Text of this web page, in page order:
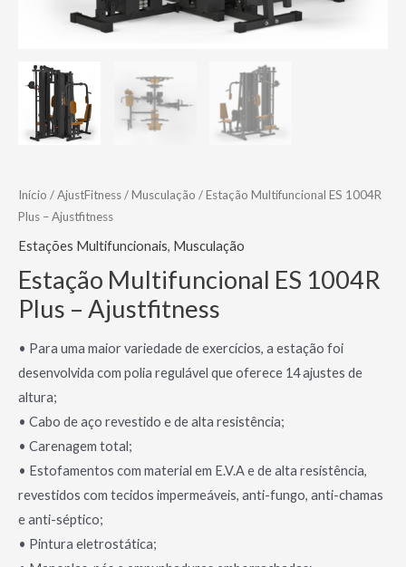
Início /AjustFitness/Musculação / Estação Multifuncional ES 1004R
Plus – Ajustfitness
Estações Multifuncionais, Musculação
Estação Multifuncional ES 1004R
Plus – Ajustfitness
• Para uma maior variedade de exercícios, a estação foi
desenvolvida com polia regulável que oferece 14 ajustes de
altura;
• Cabo de aço revestido e de alta resistência;
• Carenagem total;
• Estofamentos com material em E.V.A e de alta resistência,
revestidos com tecidos impermeáveis, anti-fungo, anti-chamas
e anti-séptico;
• Pintura eletrostática;